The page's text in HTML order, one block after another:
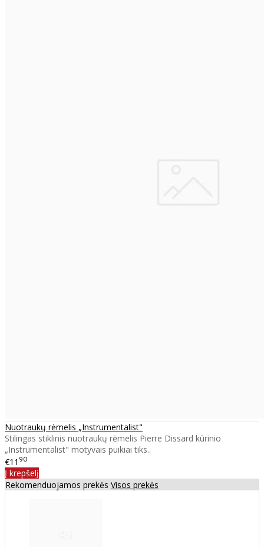
Nuotraukų rėmelis „Instrumentalist"
Stilingas stiklinis nuotraukų rėmelis Pierre Dissard kūrinio
„Instrumentalist" motyvais puikiai tiks..
€11 90
Į krepšelį
Rekomenduojamos prekės Visos prekės